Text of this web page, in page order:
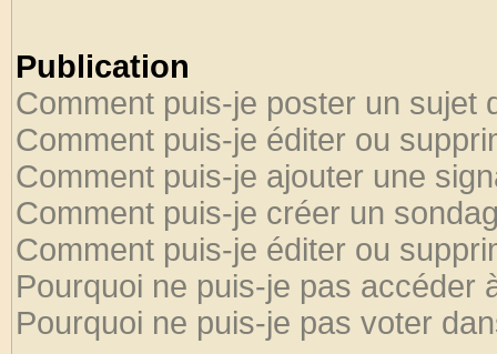
Publication
Comment puis-je poster un sujet
Comment puis-je éditer ou
Comment puis-je ajouter une
Comment puis-je créer un
Comment puis-je éditer ou
Pourquoi ne puis-je pas accéder
Pourquoi ne puis-je pas voter